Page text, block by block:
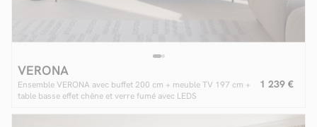
VERONA
Ensemble VERONA avec buffet 200 cm + meuble TV 197 cm +
table basse effet chêne et verre fumé avec LEDS
1 239 €